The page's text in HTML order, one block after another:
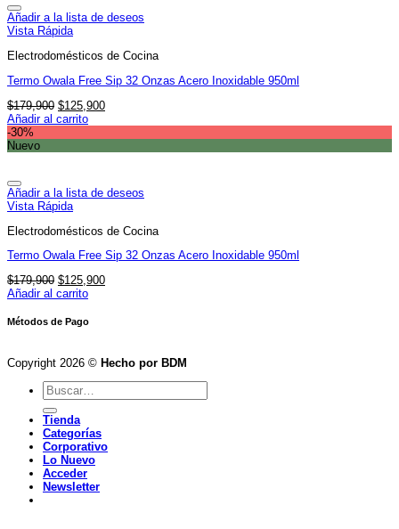
Añadir a la lista de deseos
Vista Rápida
Electrodomésticos de Cocina
Termo Owala Free Sip 32 Onzas Acero Inoxidable 950ml
$179,900 El
precio
$125,900El
Añadir al carrito
-30%
Nuevo
Añadir a la lista de deseos
Vista Rápida
Electrodomésticos de Cocina
Termo Owala Free Sip 32 Onzas Acero Inoxidable 950ml
$179,900 El
precio
era:
$125,900El
Añadir al carrito
Métodos de Pago
Copyright 2026 © Hecho por BDM
Buscar
por:
Tienda
Categorías
Corporativo
Lo Nuevo
Acceder
Newsletter